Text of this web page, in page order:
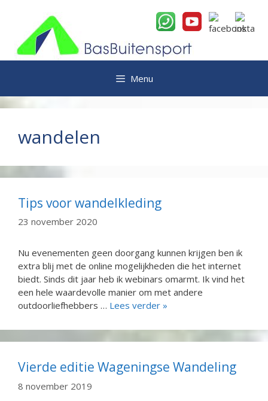
inhoud
Menu
wandelen
Tips voor wandelkleding
23 november 2020
Nu evenementen geen doorgang kunnen krijgen ben ik
extra blij met de online mogelijkheden die het internet
biedt. Sinds dit jaar heb ik webinars omarmt. Ik vind het
een hele waardevolle manier om met andere
outdoorliefhebbers … Lees verder »
Vierde editie Wageningse Wandeling
8 november 2019